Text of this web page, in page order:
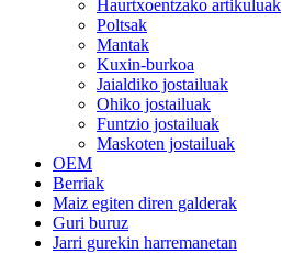
Haurtxoentzako artikuluak
Poltsak
Mantak
Kuxin-burkoa
Jaialdiko jostailuak
Ohiko jostailuak
Funtzio jostailuak
Maskoten jostailuak
OEM
Berriak
Maiz egiten diren galderak
Guri buruz
Jarri gurekin harremanetan